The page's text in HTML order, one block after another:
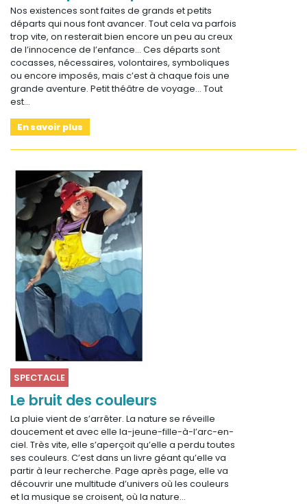
Nos existences sont faites de grands et petits
départs qui nous font avancer. Tout cela va parfois
trop vite, on resterait bien encore un peu au creux
de l’innocence de l’enfance… Ces départs sont
cocasses, nécessaires, volontaires, symboliques
ou encore imposés, mais c’est à chaque fois une
grande aventure. Petit théâtre de voyage… Tout
est…
En savoir plus
SPECTACLE
Le bruit des couleurs
La pluie vient de s’arrêter. La nature se réveille
doucement et avec elle la-jeune-fille-à-l’arc-en-
ciel. Très vite, elle s’aperçoit qu’elle a perdu toutes
ses couleurs. C’est dans un livre géant qu’elle va
partir à leur recherche. Page après page, elle va
découvrir une multitude d’univers où les couleurs
et la musique se croisent, où la nature…